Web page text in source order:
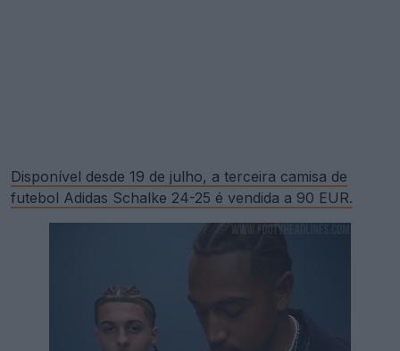
Disponível desde 19 de julho, a terceira camisa de
futebol Adidas Schalke 24-25 é vendida a 90 EUR.